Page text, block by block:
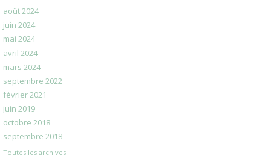
août 2024
juin 2024
mai 2024
avril 2024
mars 2024
septembre 2022
février 2021
juin 2019
octobre 2018
septembre 2018
Toutes les archives